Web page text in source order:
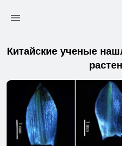
Китайские ученые